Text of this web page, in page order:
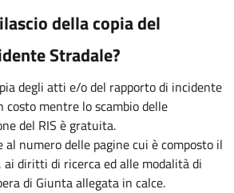
della copia del
Stradale?
degli atti e/o del rapporto di incidente
costo mentre lo scambio delle
del RIS è gratuita.
al numero delle pagine cui è composto il
diritti di ricerca ed alle modalità di
di Giunta allegata in calce.